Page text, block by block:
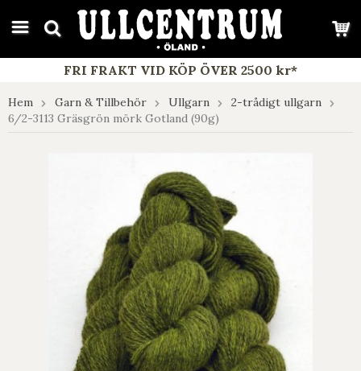
google-site-verification: google7e4b1026db5d9f32.html
FRI FRAKT VID KÖP ÖVER 2500 kr*
Hem Garn & Tillbehör Ullgarn
2-trådigt ullgarn
6/2-3113 Gräsgrön mörk Gotland (90g)